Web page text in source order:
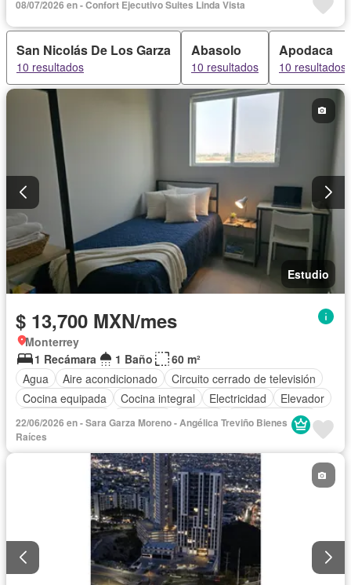
Estacionamiento
Internet
Despacho
Televisión por cable
Wifi Completamente amueblado
08/07/2026 en - Confort Ejecutivo Suites Linda Vista
San Nicolás De Los Garza
10 resultados
Abasolo
10 resultados
Apodaca
10 resultados
Estudio
$ 13,700 MXN/mes
Monterrey
1 Recámara
1 Baño
60 m²
Agua
Aire acondicionado
Circuito cerrado de televisión
Cocina equipada
Cocina integral Electricidad
Elevador
Estacionamiento
Gimnasio Internet
Sala polivalente
Terraza
22/06/2026 en - Sara Garza Moreno - Angélica Treviño Bienes
Raíces